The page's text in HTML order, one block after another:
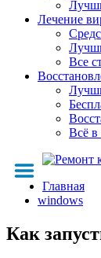
Лечение
Все
Всё в
Главная
windows
Как